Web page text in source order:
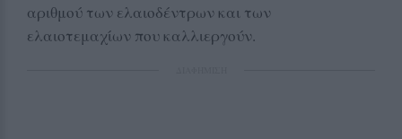
αριθμού των ελαιοδέντρων και των
ελαιοτεμαχίων που καλλιεργούν.